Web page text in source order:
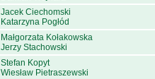
Jacek Ciechomski
Katarzyna Pogłód
Małgorzata Kołakowska
Jerzy Stachowski
Stefan Kopyt
Wiesław Pietraszewski